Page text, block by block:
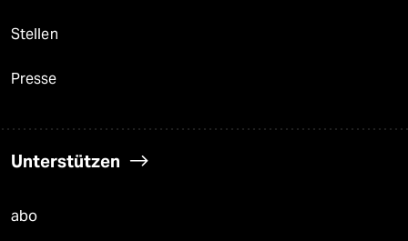
Stellen
Presse
Unterstützen
abo